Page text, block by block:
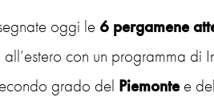
oggi le 6 pergamene
con un programma di
grado del Piemontee